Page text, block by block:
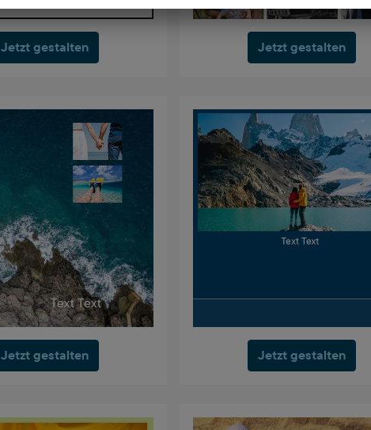
Jetzt gestalten Jetzt gestalten
Jetzt gestalten Jetzt gestalten